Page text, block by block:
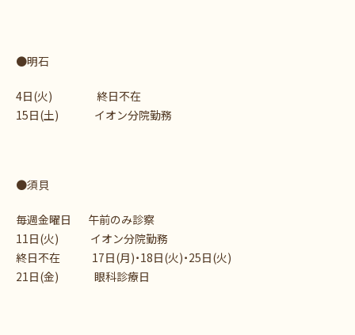
●明石
4日(火) 終日不在
15日(土) イオン分院勤務
●須貝
毎週金曜日 午前のみ診察
11日(火) イオン分院勤務
終日不在 17日(月)・18日(火)・25日(火)
21日(金) 眼科診療日